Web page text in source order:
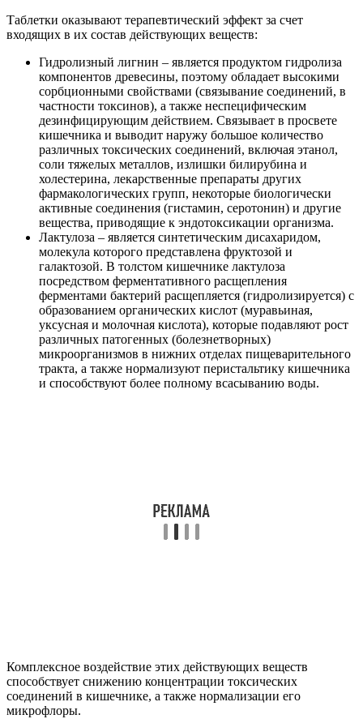
Таблетки оказывают терапевтический эффект за счет
входящих в их состав действующих веществ:
Гидролизный лигнин – является продуктом гидролиза
компонентов древесины, поэтому обладает высокими
сорбционными свойствами (связывание соединений, в
частности токсинов), а также неспецифическим
дезинфицирующим действием. Связывает в просвете
кишечника и выводит наружу большое количество
различных токсических соединений, включая этанол,
соли тяжелых металлов, излишки билирубина и
холестерина, лекарственные препараты других
фармакологических групп, некоторые биологически
активные соединения (гистамин, серотонин) и другие
вещества, приводящие к эндотоксикации организма.
Лактулоза – является синтетическим дисахаридом,
молекула которого представлена фруктозой и
галактозой. В толстом кишечнике лактулоза
посредством ферментативного расщепления
ферментами бактерий расщепляется (гидролизируется) с
образованием органических кислот (муравьиная,
уксусная и молочная кислота), которые подавляют рост
различных патогенных (болезнетворных)
микроорганизмов в нижних отделах пищеварительного
тракта, а также нормализуют перистальтику кишечника
и способствуют более полному всасыванию воды.
Комплексное воздействие этих действующих веществ
способствует снижению концентрации токсических
соединений в кишечнике, а также нормализации его
микрофлоры.